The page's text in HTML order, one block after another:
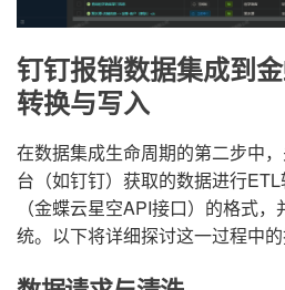
钉钉报销数据集成到
转换与写入
在数据集成生命周期的第二步中
台（如钉钉）获取的数据进行
（金蝶云星空API接口）的格式
统。以下将详细探讨这一过程中的